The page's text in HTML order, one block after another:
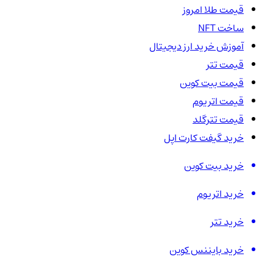
قیمت طلا امروز
ساخت NFT
آموزش خرید ارز دیجیتال
قیمت تتر
قیمت بیت کوین
قیمت اتریوم
قیمت تترگلد
خرید گیفت کارت اپل
خرید بیت کوین
خرید اتریوم
خرید تتر
خرید بایننس کوین